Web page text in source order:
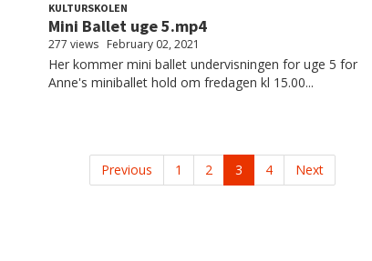
KULTURSKOLEN
Mini Ballet uge 5.mp4
277 views February 02, 2021
Her kommer mini ballet undervisningen for uge 5 for
Anne's miniballet hold om fredagen kl 15.00...
Previous 1 2 3 4 Next